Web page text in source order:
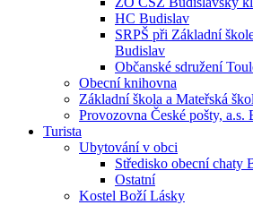
HC Budislav
SRPŠ při Základní
Budislav
Občanské sdružení
Obecní knihovna
Základní škola a Mateřská
Provozovna České pošty, a.s.
Turista
Ubytování v obci
Středisko obecní chaty
Ostatní
Kostel Boží Lásky